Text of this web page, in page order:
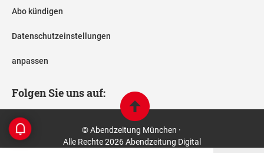
Abo kündigen
Datenschutzeinstellungen
anpassen
Folgen Sie uns auf:
© Abendzeitung München ·
Alle Rechte 2026 Abendzeitung Digital